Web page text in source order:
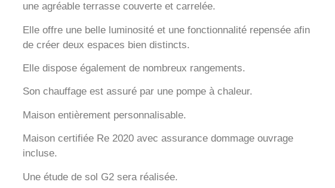
une agréable terrasse couverte et carrelée.
Elle offre une belle luminosité et une fonctionnalité repensée afin
de créer deux espaces bien distincts.
Elle dispose également de nombreux rangements.
Son chauffage est assuré par une pompe à chaleur.
Maison entièrement personnalisable.
Maison certifiée Re 2020 avec assurance dommage ouvrage
incluse.
Une étude de sol G2 sera réalisée.